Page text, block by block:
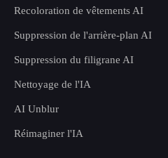
Recoloration de vêtements AI
Suppression de l'arrière-plan AI
Suppression du filigrane AI
Nettoyage de l'IA
AI Unblur
Réimaginer l'IA